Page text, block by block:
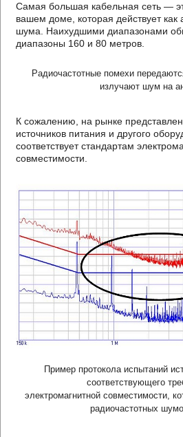
Самая большая кабельная сеть —
вашем доме, которая действует как
шума. Наихудшими диапазонами
диапазоны 160 и 80 метров.
Радиочастотные помехи
излучают шум на
К сожалению, на рынке
источников питания и другого
соответствует стандартам
совместимости.
Пример протокола испытаний
соответствующего
электромагнитной совместимости,
радиочастотных